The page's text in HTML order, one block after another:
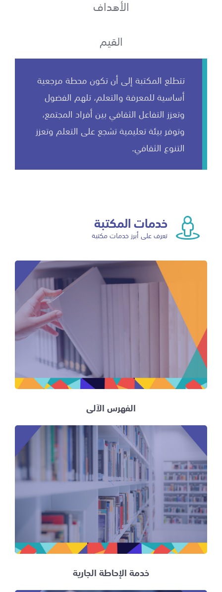
الأهداف
القيم
تتطلع المكتبة إلى أن تكون محطة مرجعية
أساسية للمعرفة والتعلم، تلهم الفضول
وتعزز التفاعل الثقافي بين أفراد المجتمع،
وتوفر بيئة تعليمية تشجع على التعلم وتعزز
التنوع الثقافي.
خدمات المكتبة
تعرف على أبرز خدمات مكتبة
الفهرس الآلي
خدمة الإحاطة الجارية